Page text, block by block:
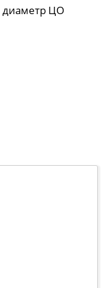
диаметр ЦО